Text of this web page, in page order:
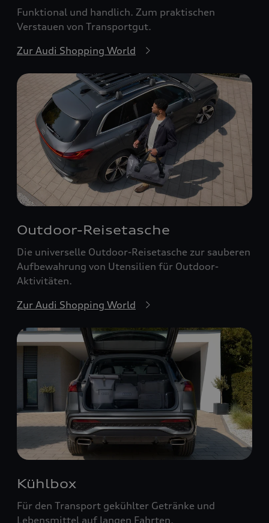
Funktional und handlich. Zum praktischen
Verstauen von Transportgut.
Zur Audi Shopping World
Outdoor-Reisetasche
Die universelle Outdoor-Reisetasche zur sauberen
Aufbewahrung von Utensilien für Outdoor-
Aktivitäten.
Zur Audi Shopping World
Kühlbox
Für den Transport gekühlter Getränke und
Lebensmittel auf langen Fahrten.